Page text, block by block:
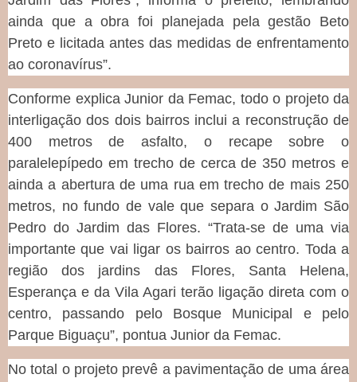
ainda que a obra foi planejada pela gestão Beto
Preto e licitada antes das medidas de enfrentamento
ao coronavírus”.
Conforme explica Junior da Femac, todo o projeto da
interligação dos dois bairros inclui a reconstrução de
400 metros de asfalto, o recape sobre o
paralelepípedo em trecho de cerca de 350 metros e
ainda a abertura de uma rua em trecho de mais 250
metros, no fundo de vale que separa o Jardim São
Pedro do Jardim das Flores. “Trata-se de uma via
importante que vai ligar os bairros ao centro. Toda a
região dos jardins das Flores, Santa Helena,
Esperança e da Vila Agari terão ligação direta com o
centro, passando pelo Bosque Municipal e pelo
Parque Biguaçu”, pontua Junior da Femac.
No total o projeto prevê a pavimentação de uma área